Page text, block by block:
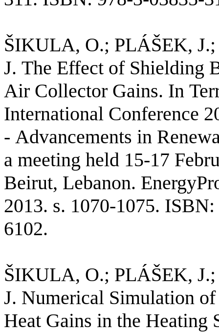
ŠIKULA, O.; PLÁŠEK,
J. The Effect of Shielding
Air Collector Gains. In
International Conference
- Advancements in
a meeting held 15-17
Beirut, Lebanon.
2013. s. 1070-1075.
6102.
ŠIKULA, O.; PLÁŠEK,
J. Numerical Simulation of
Heat Gains in the Heating